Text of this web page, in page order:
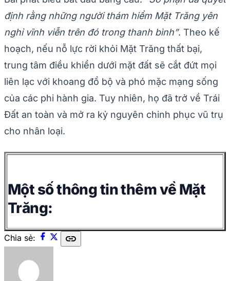
định rằng những người thám hiểm Mặt Trăng yên
nghỉ vĩnh viễn trên đó trong thanh bình”. Theo kế
hoạch, nếu nỗ lực rời khỏi Mặt Trăng thất bại,
trung tâm điều khiển dưới mặt đất sẽ cắt đứt mọi
liên lạc với khoang đổ bộ và phó mặc mạng sống
của các phi hành gia. Tuy nhiên, họ đã trở về Trái
Đất an toàn và mở ra kỷ nguyên chinh phục vũ trụ
cho nhân loại.
Một số thông tin thêm về Mặt
Trăng:
Chia sẻ: link